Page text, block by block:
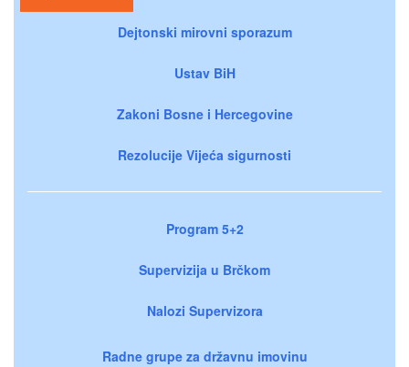
Dejtonski mirovni sporazum
Ustav BiH
Zakoni Bosne i Hercegovine
Rezolucije Vijeća sigurnosti
Program 5+2
Supervizija u Brčkom
Nalozi Supervizora
Radne grupe za državnu imovinu